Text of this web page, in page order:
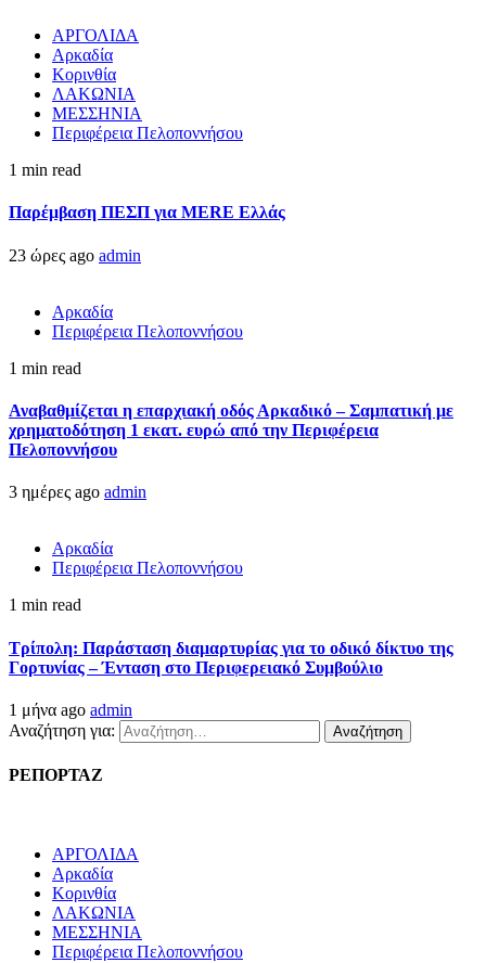
ΑΡΓΟΛΙΔΑ
Αρκαδία
Κορινθία
ΛΑΚΩΝΙΑ
ΜΕΣΣΗΝΙΑ
Περιφέρεια Πελοποννήσου
1 min read
Παρέμβαση ΠΕΣΠ για MERE Ελλάς
23 ώρες ago admin
Αρκαδία
Περιφέρεια Πελοποννήσου
1 min read
Αναβαθμίζεται η επαρχιακή οδός Αρκαδικό – Σαμπατική με
χρηματοδότηση 1 εκατ. ευρώ από την Περιφέρεια
Πελοποννήσου
3 ημέρες ago admin
Αρκαδία
Περιφέρεια Πελοποννήσου
1 min read
Τρίπολη: Παράσταση διαμαρτυρίας για το οδικό δίκτυο της
Γορτυνίας – Ένταση στο Περιφερειακό Συμβούλιο
1 μήνα ago admin
Αναζήτηση για:
ΡΕΠΟΡΤΑΖ
ΑΡΓΟΛΙΔΑ
Αρκαδία
Κορινθία
ΛΑΚΩΝΙΑ
ΜΕΣΣΗΝΙΑ
Περιφέρεια Πελοποννήσου